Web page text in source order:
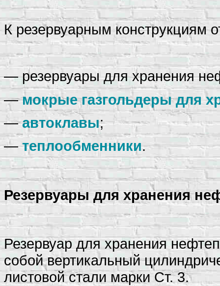
К резервуарным конструкциям
— резервуары для хранения
—мокрые газгольдеры для
—автоклавы;
—теплообменники.
Резервуары для хранения
Резервуар для хранения
собой вертикальный
листовой стали марки Ст. 3.